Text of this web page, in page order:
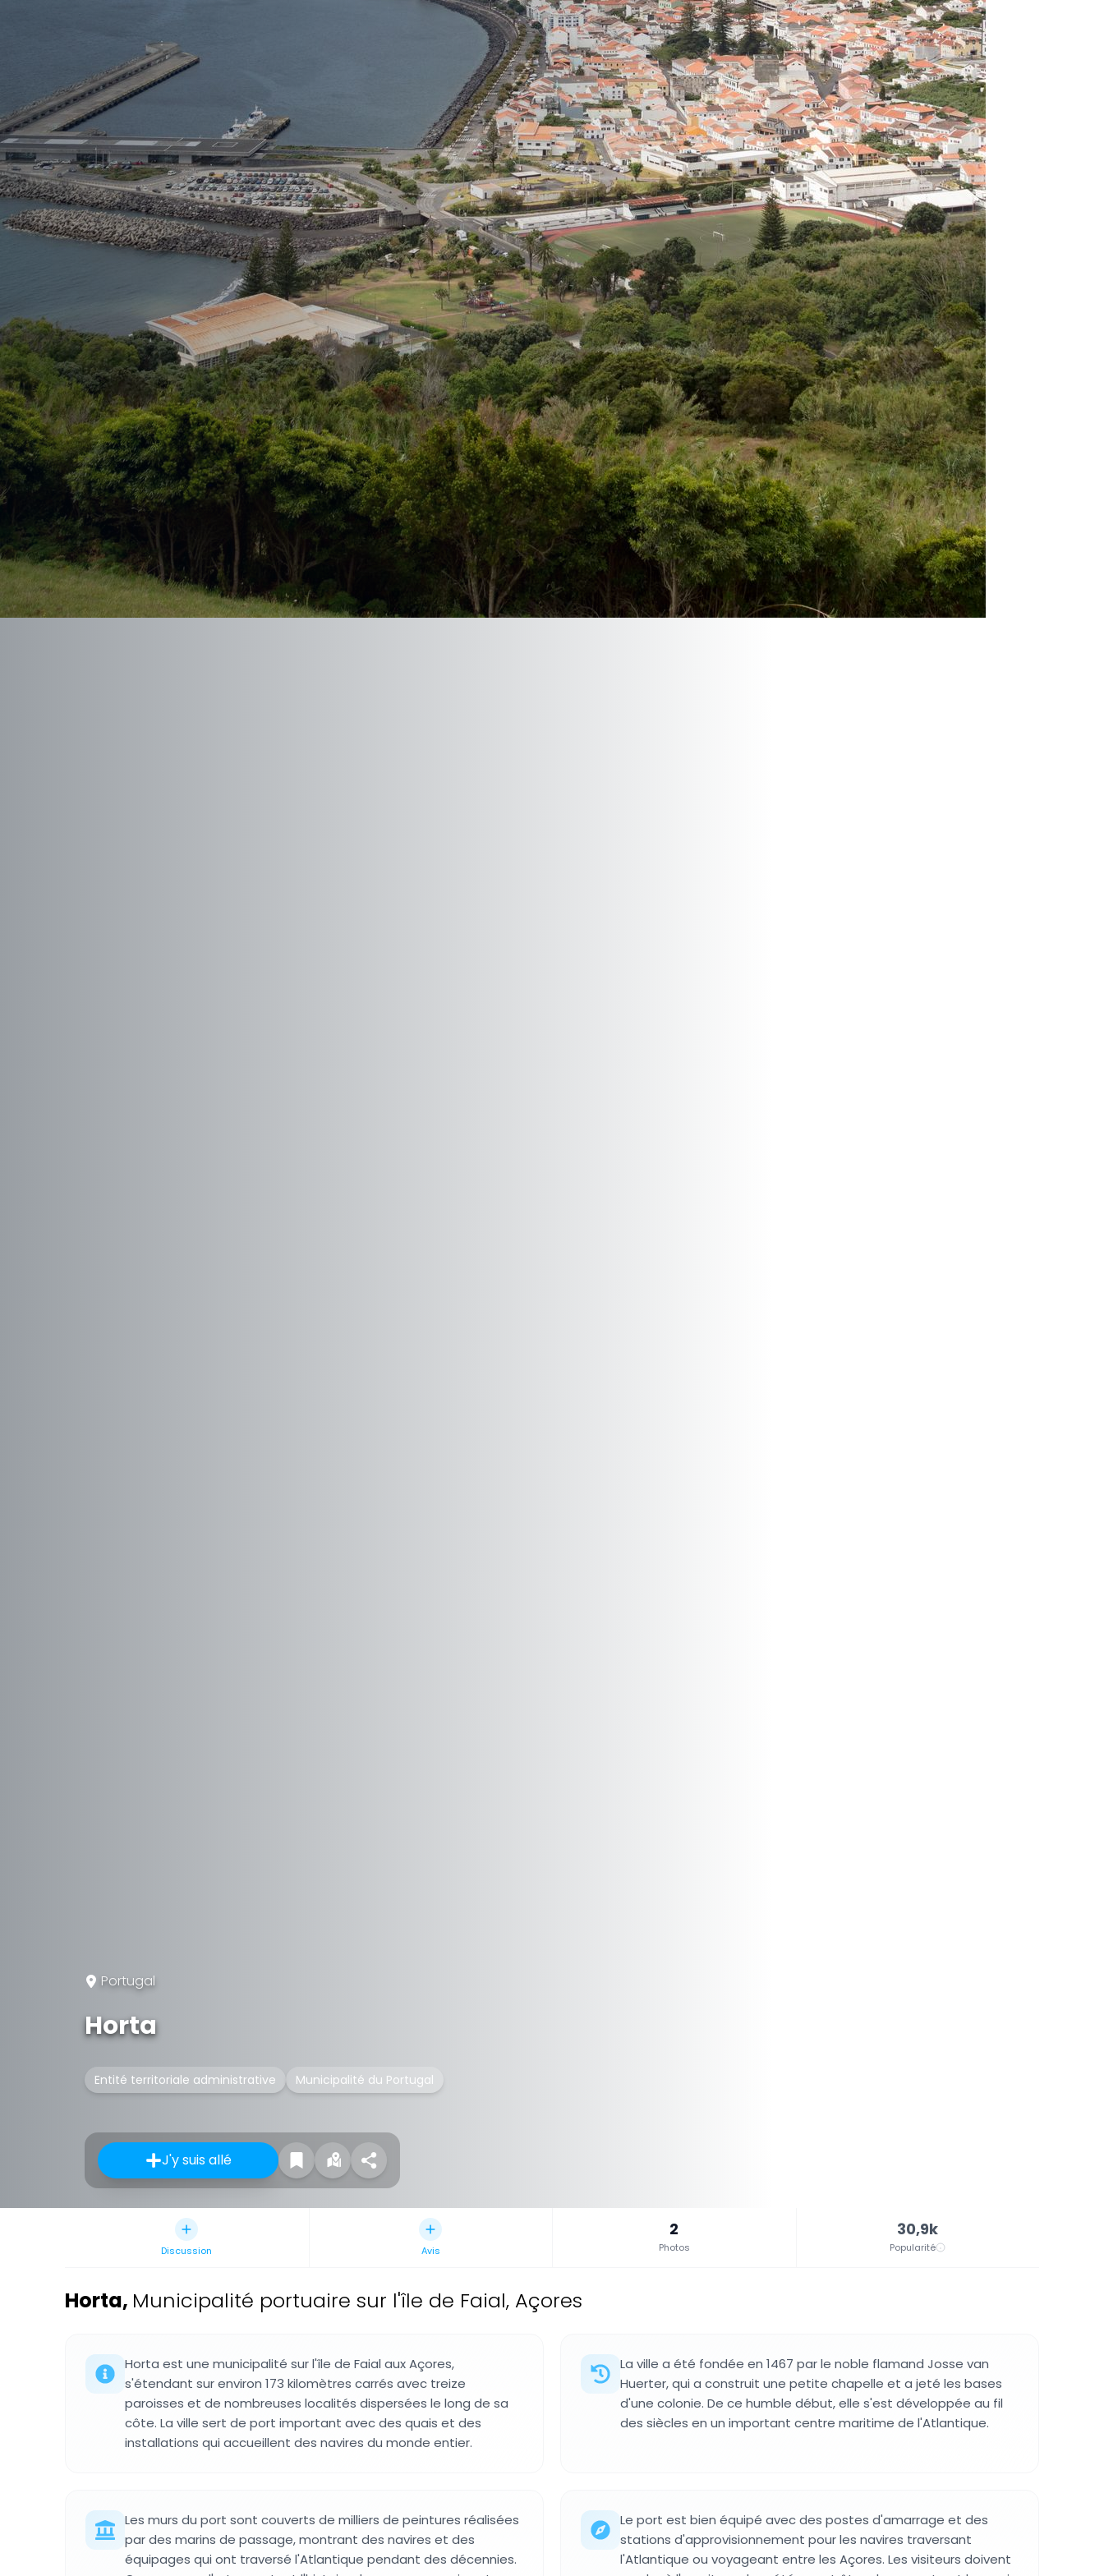
Portugal
Horta
Entité territoriale administrative Municipalité du Portugal
J'y suis allé
Discussion Avis
2
Photos
30,9k
Popularité
Horta, Municipalité portuaire sur l'île de Faial, Açores
Horta est une municipalité sur l'île de Faial aux Açores,
s'étendant sur environ 173 kilomètres carrés avec treize
paroisses et de nombreuses localités dispersées le long de sa
côte. La ville sert de port important avec des quais et des
installations qui accueillent des navires du monde entier.
La ville a été fondée en 1467 par le noble flamand Josse van
Huerter, qui a construit une petite chapelle et a jeté les bases
d'une colonie. De ce humble début, elle s'est développée au fil
des siècles en un important centre maritime de l'Atlantique.
Les murs du port sont couverts de milliers de peintures réalisées
par des marins de passage, montrant des navires et des
équipages qui ont traversé l'Atlantique pendant des décennies.
Le port est bien équipé avec des postes d'amarrage et des
stations d'approvisionnement pour les navires traversant
l'Atlantique ou voyageant entre les Açores. Les visiteurs doivent